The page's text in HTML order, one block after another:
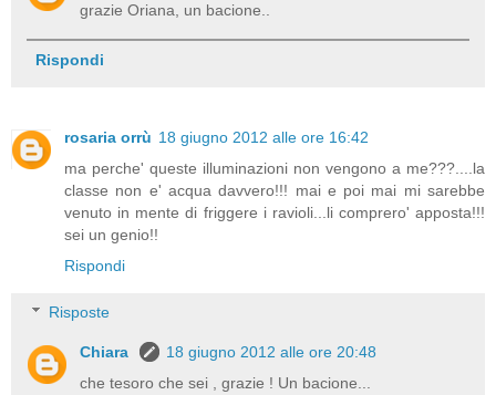
grazie Oriana, un bacione..
Rispondi
rosaria orrù 18 giugno 2012 alle ore 16:42
ma perche' queste illuminazioni non vengono a me???....la
classe non e' acqua davvero!!! mai e poi mai mi sarebbe
venuto in mente di friggere i ravioli...li comprero' apposta!!!
sei un genio!!
Rispondi
Risposte
Chiara
18 giugno 2012 alle ore 20:48
che tesoro che sei , grazie ! Un bacione...